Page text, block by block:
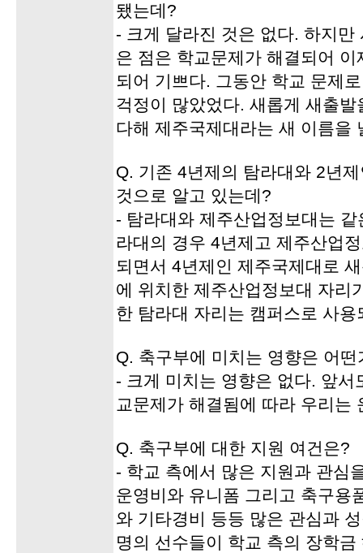
됐는데?
- 크게 달라진 것은 없다. 하지
은 점은 학교문제가 해결되어
되어 기쁘다. 그동안 학교 문제
걱정이 많았었다. 새롭게 새출
다해 제주국제대라는 새 이름을
Q. 기존 4년제의 탐라대와 2년
것으로 알고 있는데?
- 탐라대와 제주산업정보대는
라대의 경우 4년제고 제주산업
되면서 4년제인 제주국제대로
에 위치한 제주산업정보대 자리
한 탐라대 자리는 캠퍼스로 사용
Q. 축구부에 미치는 영향은 어떤
- 크게 미치는 영향은 없다. 앞
교문제가 해결됨에 따라 우리는
Q. 축구부에 대한 지원 여건은?
- 학교 측에서 많은 지원과 관심
운영비와 유니폼 그리고 축구용
와 기타경비 등등 많은 관심과
명의 선수들이 학교 측의 장학